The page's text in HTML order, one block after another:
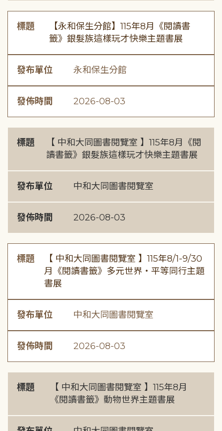
標題
【永和保生分館】115年8月《閱讀書
籤》銀髮族這樣玩才快樂主題書展
發布單位 永和保生分館
發佈時間 2026-08-03
標題
【 中和大同圖書閱覽室 】115年8月《閱
讀書籤》銀髮族這樣玩才快樂主題書展
發布單位 中和大同圖書閱覽室
發佈時間 2026-08-03
標題
【 中和大同圖書閱覽室 】115年8/1-9/30
月《閱讀書籤》多元世界・平等同行主題
書展
發布單位 中和大同圖書閱覽室
發佈時間 2026-08-03
標題
【 中和大同圖書閱覽室 】115年8月
《閱讀書籤》動物世界主題書展